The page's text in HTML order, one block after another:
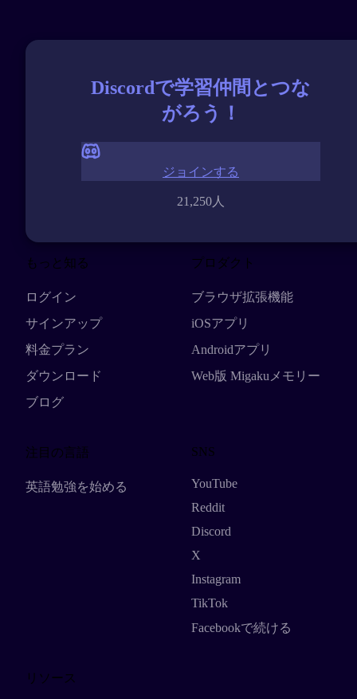
Discordで学習仲間とつな
がろう！
21,250人
ジョインする
もっと知る
ログイン
サインアップ
料金プラン
ダウンロード
ブログ
プロダクト
ブラウザ拡張機能
iOSアプリ
Androidアプリ
Web版 Migakuメモリー
注目の言語
英語勉強を始める
SNS
YouTube
Reddit
Discord
X
Instagram
TikTok
Facebookで続ける
リソース